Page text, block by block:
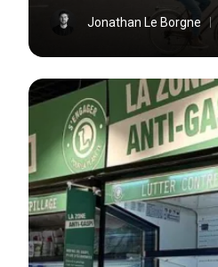
Jonathan Le Borgne